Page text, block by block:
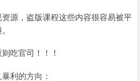
源，盗版课程这些内容很容易被平
吃官司！！！
利的方向：